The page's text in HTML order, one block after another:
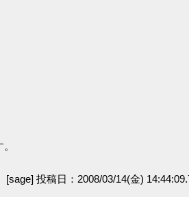
[sage] 投稿日：2008/03/14(金)